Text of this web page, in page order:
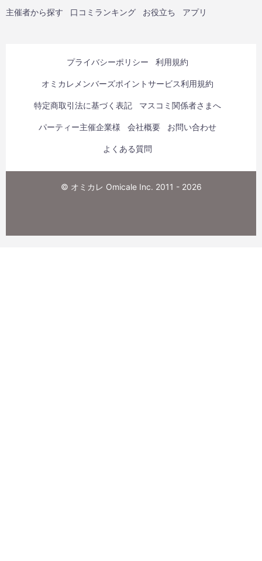
主催者から探す 口コミランキング お役立ち アプリ
プライバシーポリシー 利用規約
オミカレメンバーズポイントサービス利用規約
特定商取引法に基づく表記 マスコミ関係者さまへ
パーティー主催企業様 会社概要 お問い合わせ
よくある質問
© オミカレ Omicale Inc. 2011 - 2026